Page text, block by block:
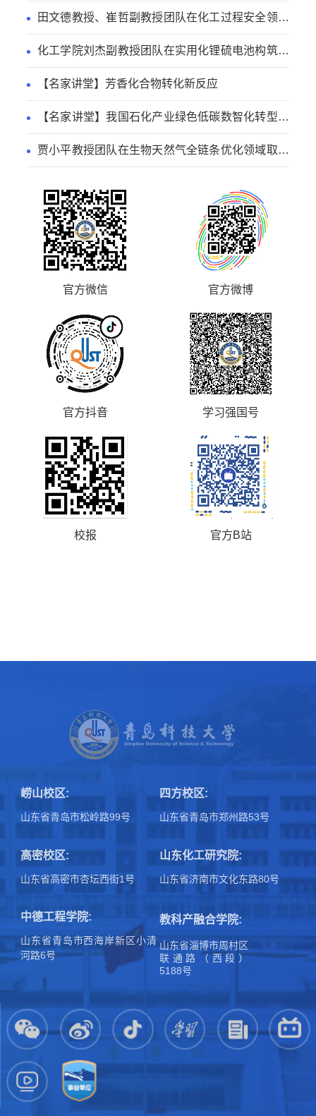
田文德教授、崔哲副教授团队在化工过程安全领域
化工学院刘杰副教授团队在实用化锂硫电池构筑方
【名家讲堂】芳香化合物转化新反应
【名家讲堂】我国石化产业绿色低碳数智化转型路
贾小平教授团队在生物天然气全链条优化领域取得
官方微信 官方微博
官方抖音 学习强国号
校报 官方B站
崂山校区:
山东省青岛市松岭路99号
四方校区:
山东省青岛市郑州路53号
高密校区:
山东省高密市杏坛西街1号
山东化工研究院:
山东省济南市文化东路80号
中德工程学院:
山东省青岛市西海岸新区小清
河路6号
教科产融合学院:
山东省淄博市周村区
联通路（西段）
5188号